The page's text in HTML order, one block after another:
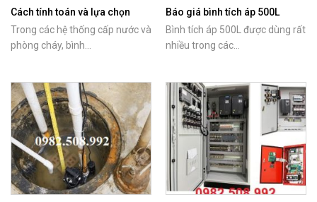
Cách tính toán và lựa chọn
bình tích áp phù hợp với máy
Trong các hệ thống cấp nước và
phòng cháy, bình...
Báo giá bình tích áp 500L
chính hãng Italy
Bình tích áp 500L được dùng rất
nhiều trong các...